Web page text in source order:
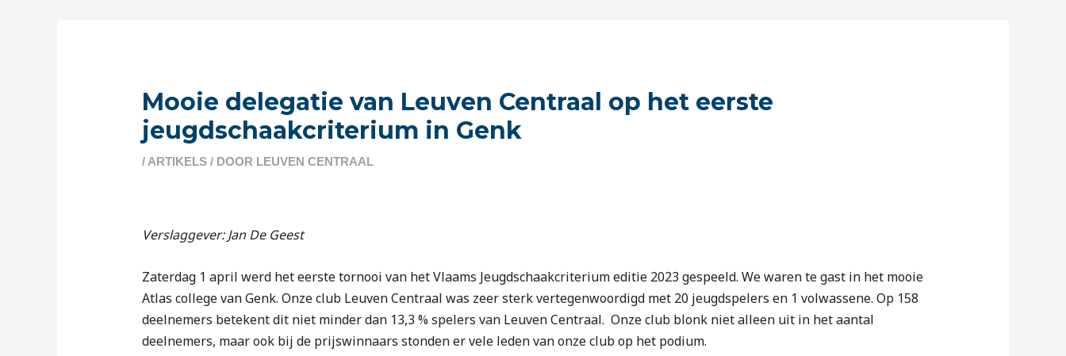
Mooie delegatie van Leuven Centraal op het eerste
jeugdschaakcriterium in Genk
/ARTIKELS/ DOOR LEUVEN CENTRAAL
Verslaggever: Jan De Geest
Zaterdag 1 april werd het eerste tornooi van het Vlaams Jeugdschaakcriterium editie 2023 gespeeld. We waren te gast in het mooie
Atlas college van Genk. Onze club Leuven Centraal was zeer sterk vertegenwoordigd met 20 jeugdspelers en 1 volwassene. Op 158
deelnemers betekent dit niet minder dan 13,3 % spelers van Leuven Centraal. Onze club blonk niet alleen uit in het aantal
deelnemers, maar ook bij de prijswinnaars stonden er vele leden van onze club op het podium.